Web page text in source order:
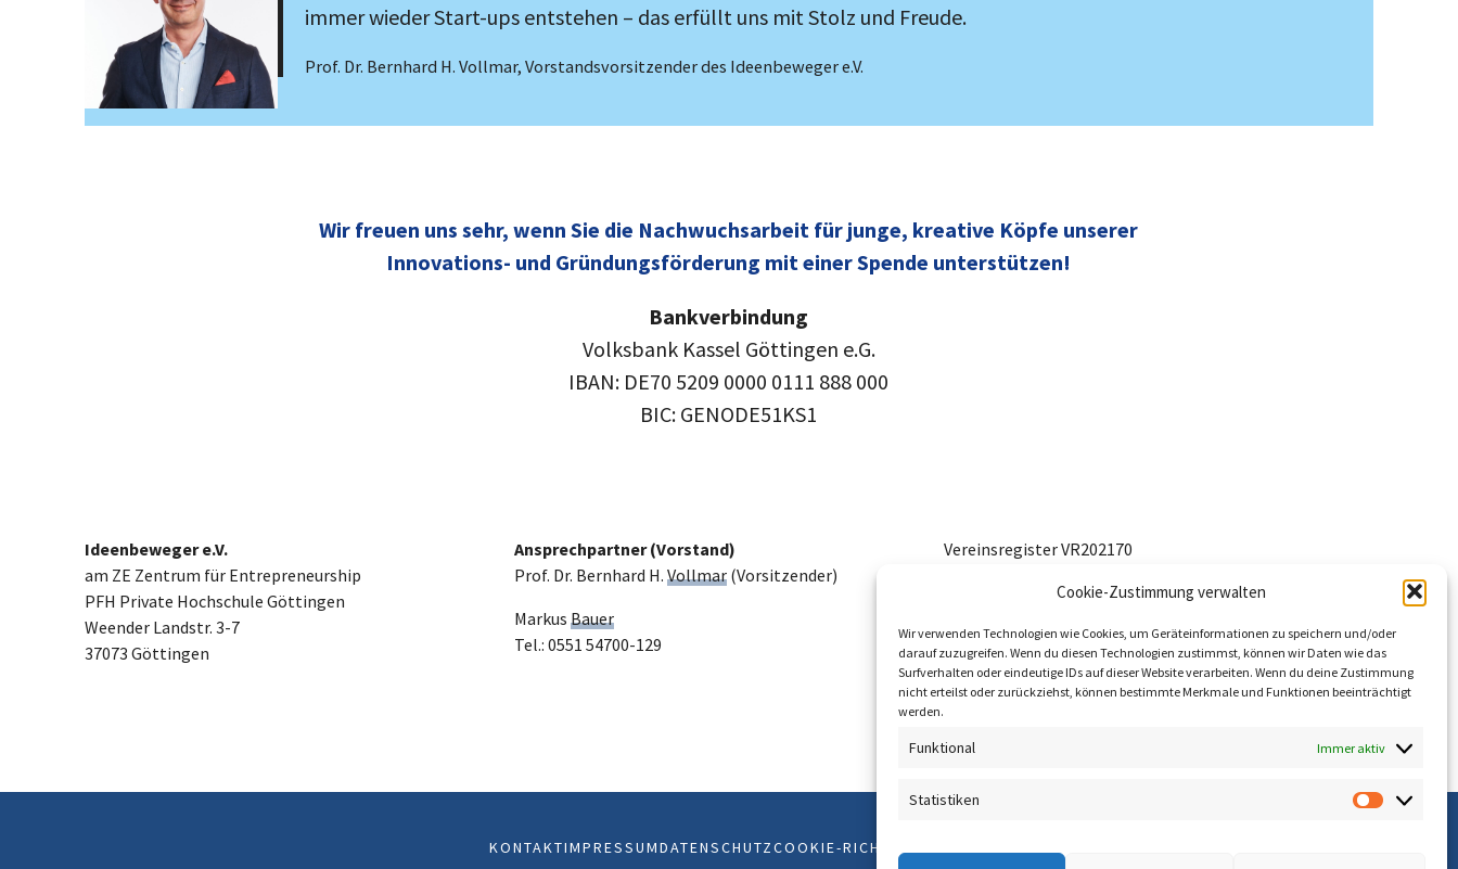
Cookie-Zustimmung verwalten
Wir verwenden Technologien wie Cookies, um Geräteinformationen zu speichern und/oder
darauf zuzugreifen. Wenn du diesen Technologien zustimmst, können wir Daten wie das
Surfverhalten oder eindeutige IDs auf dieser Website verarbeiten. Wenn du deine Zustimmung
nicht erteilst oder zurückziehst, können bestimmte Merkmale und Funktionen beeinträchtigt
werden.
Funktional Immer aktiv
Statistiken
immer wieder Start-ups entstehen – das erfüllt uns mit Stolz und Freude.
Prof. Dr. Bernhard H. Vollmar, Vorstandsvorsitzender des Ideenbeweger e.V.
Wir freuen uns sehr, wenn Sie die Nachwuchsarbeit für junge, kreative Köpfe unserer
Innovations- und Gründungsförderung mit einer Spende unterstützen!
Bankverbindung
Volksbank Kassel Göttingen e.G.
IBAN: DE70 5209 0000 0111 888 000
BIC: GENODE51KS1
Ideenbeweger e.V.
am ZE Zentrum für Entrepreneurship
PFH Private Hochschule Göttingen
Weender Landstr. 3-7
37073 Göttingen
Ansprechpartner (Vorstand)
Prof. Dr. Bernhard H. Vollmar (Vorsitzender)
Markus Bauer
Tel.: 0551 54700-129
Vereinsregister VR202170
Steuernummer: 20/206/31916
KONTAKTIMPRESSUMDATENSCHUTZCOOKIE-RICHTLINIE (EU)
Weg gestalten können? Die moderne Form der BWL